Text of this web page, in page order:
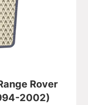
Rover
2002)